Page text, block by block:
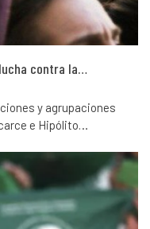
contra la…
y agrupaciones
e Hipólito…